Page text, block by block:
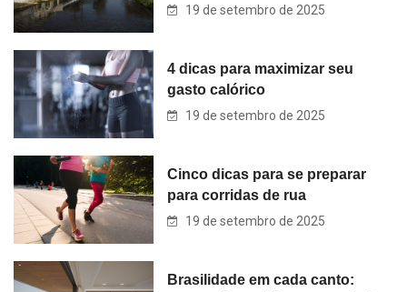
19 de setembro de 2025
4 dicas para maximizar seu
gasto calórico
19 de setembro de 2025
Cinco dicas para se preparar
para corridas de rua
19 de setembro de 2025
Brasilidade em cada canto: